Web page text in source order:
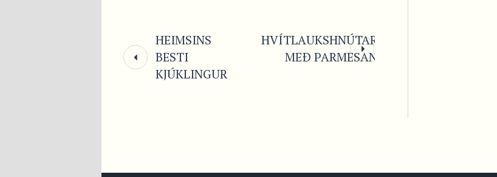
HEIMSINS
BESTI
KJÚKLINGUR
HVÍTLAUKSHNÚTAR
MEÐ PARMESAN